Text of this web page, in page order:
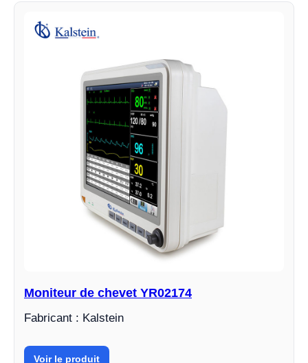
Moniteur de chevet YR02174
Fabricant : Kalstein
Voir le produit